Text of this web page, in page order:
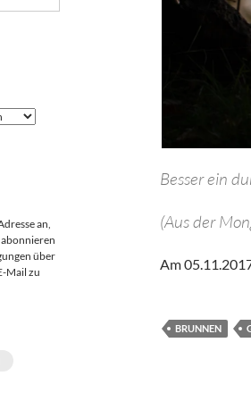
Besser ein
(Aus der
Am
BRUNNEN
an,
über
Mail zu